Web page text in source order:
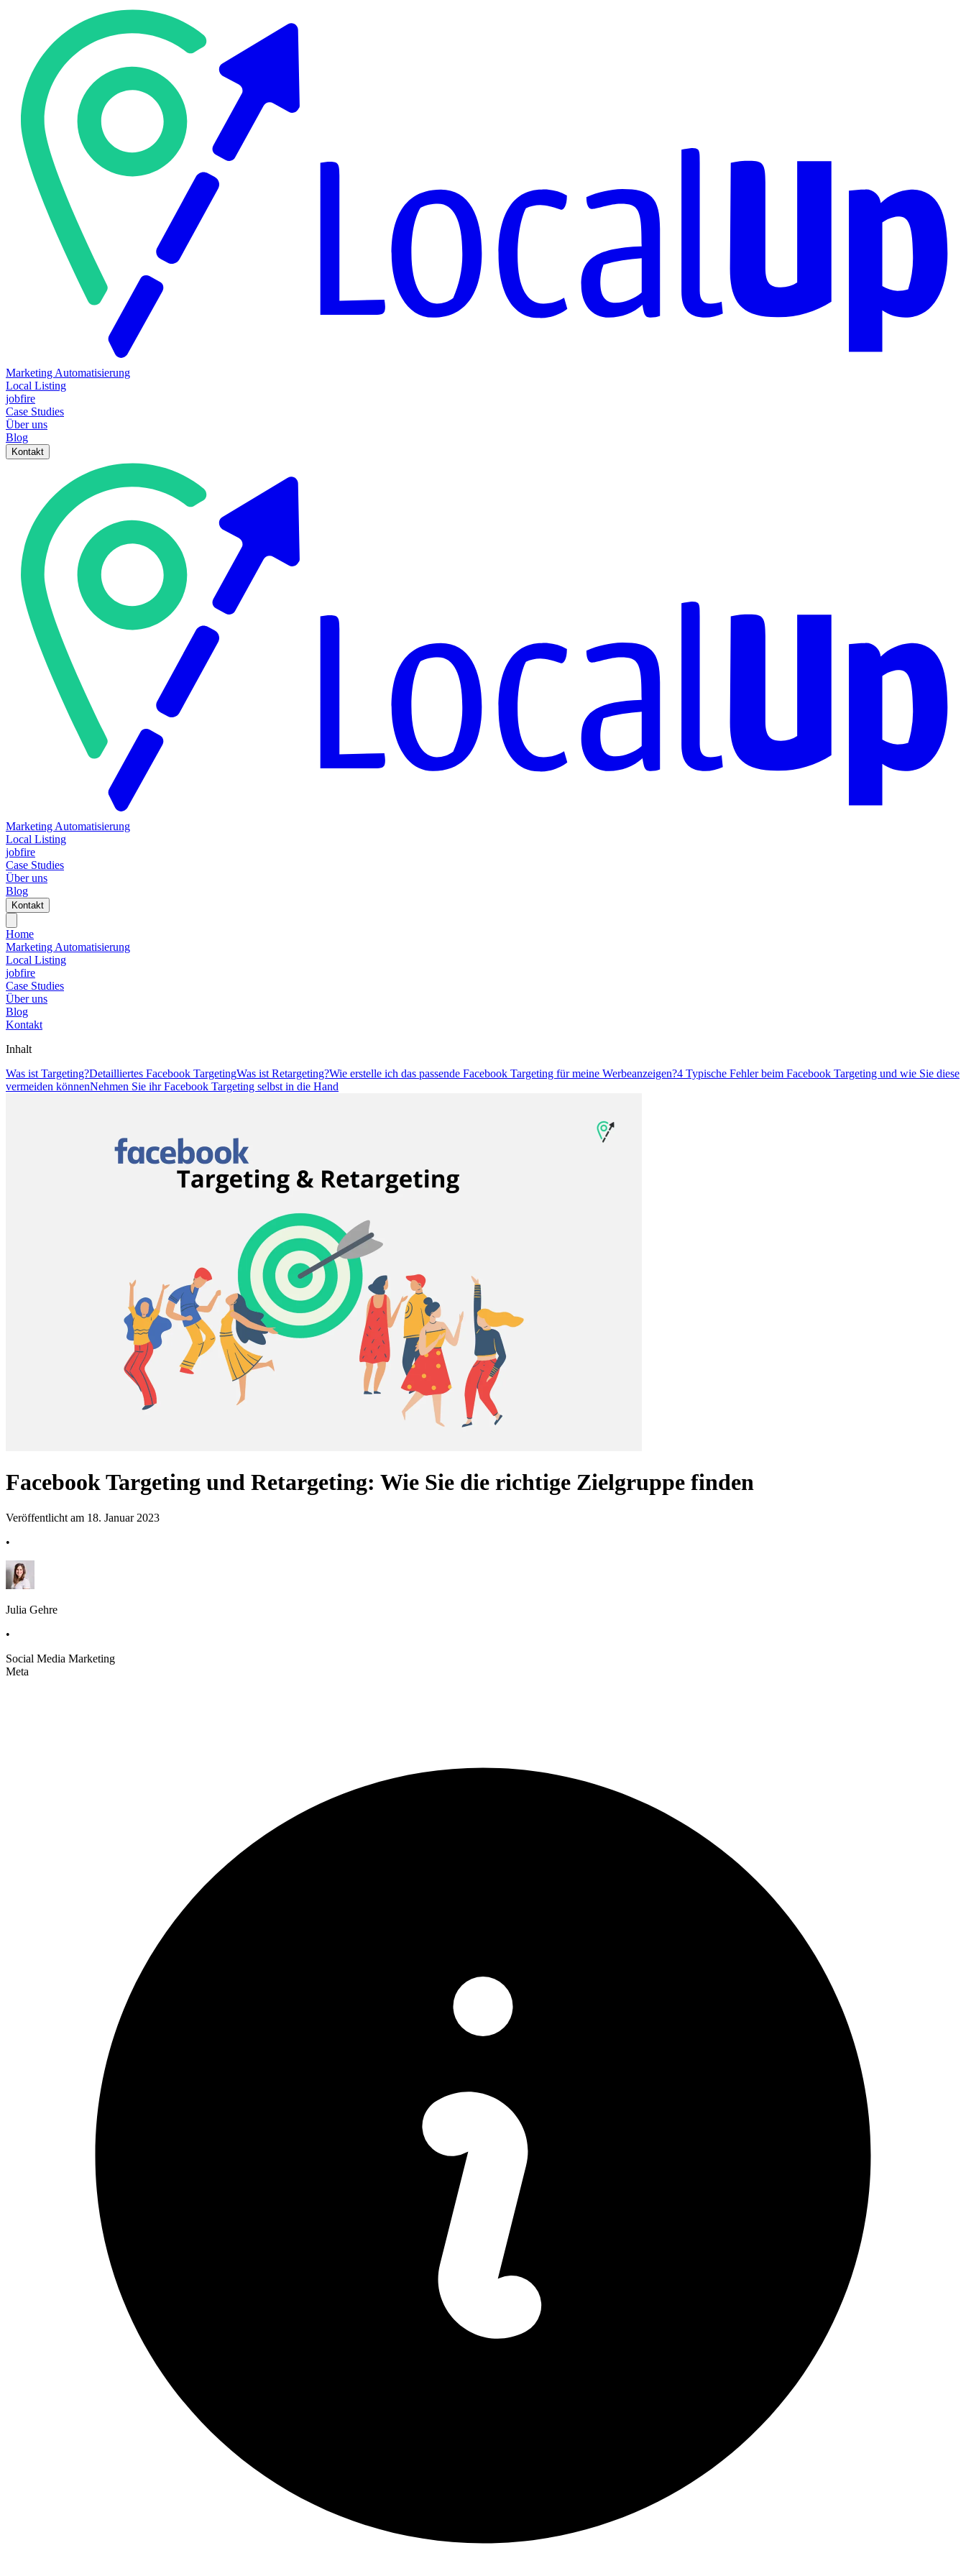
Marketing Automatisierung
Local Listing
jobfire
Case Studies
Über uns
Blog
Kontakt
Marketing Automatisierung
Local Listing
jobfire
Case Studies
Über uns
Blog
Kontakt
Home
Marketing Automatisierung
Local Listing
jobfire
Case Studies
Über uns
Blog
Kontakt
Inhalt
Was ist Targeting?Detailliertes Facebook TargetingWas ist Retargeting?Wie erstelle ich das passende Facebook Targeting für meine Werbeanzeigen?4 Typische Fehler beim Facebook Targeting und wie Sie diese
vermeiden könnenNehmen Sie ihr Facebook Targeting selbst in die Hand
Facebook Targeting und Retargeting: Wie Sie die richtige Zielgruppe finden
Veröffentlicht am 18. Januar 2023
•
Julia Gehre
•
Social Media Marketing
Meta